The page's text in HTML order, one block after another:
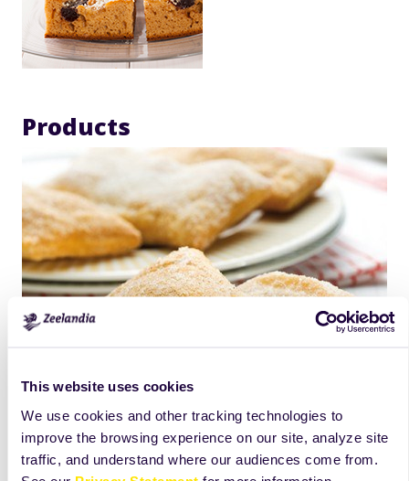
This website uses cookies
We use cookies and other tracking technologies to
improve the browsing experience on our site, analyze site
traffic, and understand where our audiences come from.
Products
Ovocnégely